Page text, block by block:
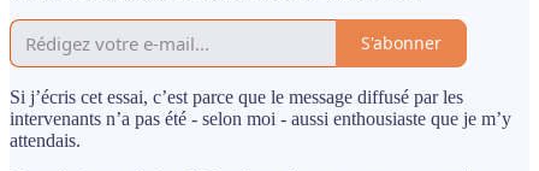
S'abonner
Si j’écris cet essai, c’est parce que le message diffusé par les
intervenants n’a pas été - selon moi - aussi enthousiaste que je m’y
attendais.